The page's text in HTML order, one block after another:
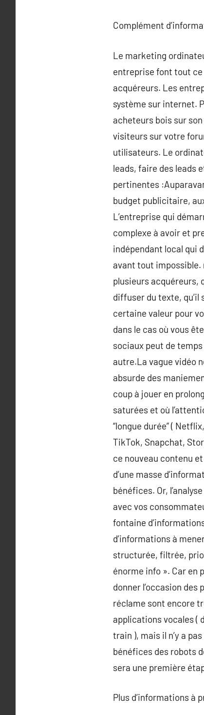
Complément
Le marketing
entreprise font tout ce
acquéreurs. Les
système sur internet.
acheteurs bois sur
visiteurs sur votre
utilisateurs. Le
leads, faire des leads
pertinentes
budget publicitaire,
L’entreprise qui
complexe à avoir et
indépendant local qui
avant tout impossible.
plusieurs acquéreurs,
diffuser du texte, qu’il
certaine valeur pour
dans le cas où vous
sociaux peut de
autre.La vague vidéo
absurde des
coup à jouer en
saturées et où
“longue durée” (
TikTok, Snapchat,
ce nouveau contenu
d’une masse
bénéfices. Or,
avec vos
fontaine
d’informations à
structurée, filtrée,
énorme info ». Car en
donner l’occasion
réclame sont encore
applications vocales (
train ), mais il n’y a
bénéfices des robots
sera une première
Plus d’informations à